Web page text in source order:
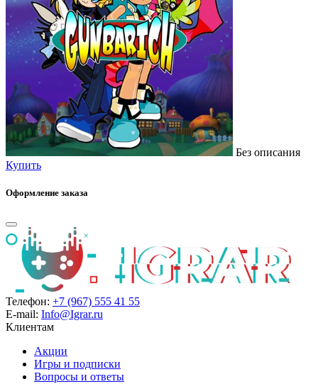
Без описания
Купить
Оформление заказа
Телефон: +7 (967) 555 41 55
E-mail: Info@Igrar.ru
Клиентам
Акции
Игры и подписки
Вопросы и ответы